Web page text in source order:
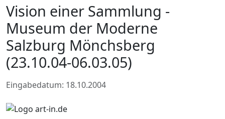
Vision einer Sammlung -
Museum der Moderne
Salzburg Mönchsberg
(23.10.04-06.03.05)
Eingabedatum: 18.10.2004